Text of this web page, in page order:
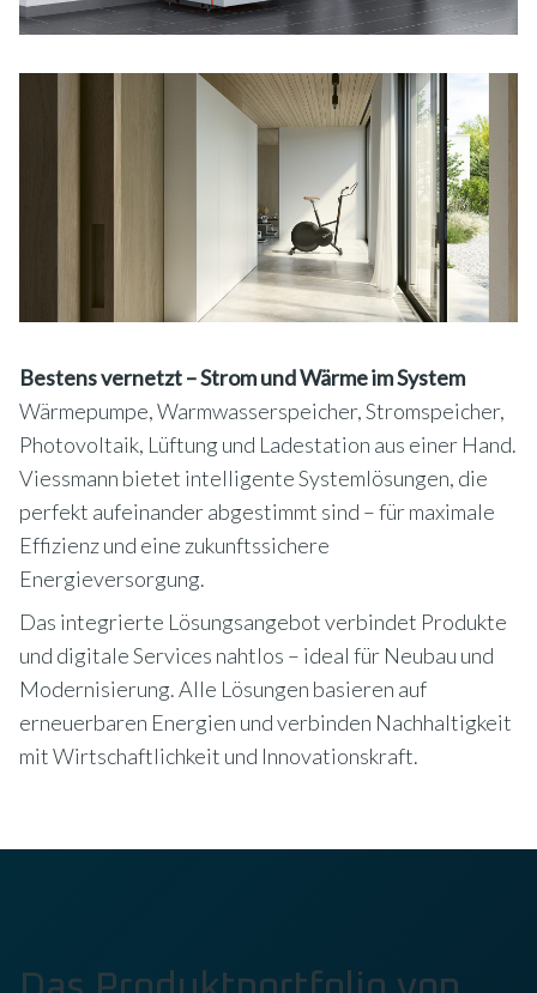
Bestens vernetzt – Strom und Wärme im System
Wärmepumpe, Warmwasserspeicher, Stromspeicher,
Photovoltaik, Lüftung und Ladestation aus einer Hand.
Viessmann bietet intelligente Systemlösungen, die
perfekt aufeinander abgestimmt sind – für maximale
Effizienz und eine zukunftssichere
Energieversorgung.
Das integrierte Lösungsangebot verbindet Produkte
und digitale Services nahtlos – ideal für Neubau und
Modernisierung. Alle Lösungen basieren auf
erneuerbaren Energien und verbinden Nachhaltigkeit
mit Wirtschaftlichkeit und Innovationskraft.